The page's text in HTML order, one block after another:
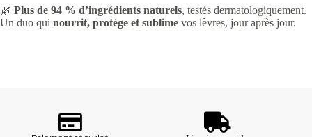
🌿 Plus de 94 % d’ingrédients naturels, testés dermatologiquement.
Un duo qui nourrit, protège et sublime vos lèvres, jour après jour.